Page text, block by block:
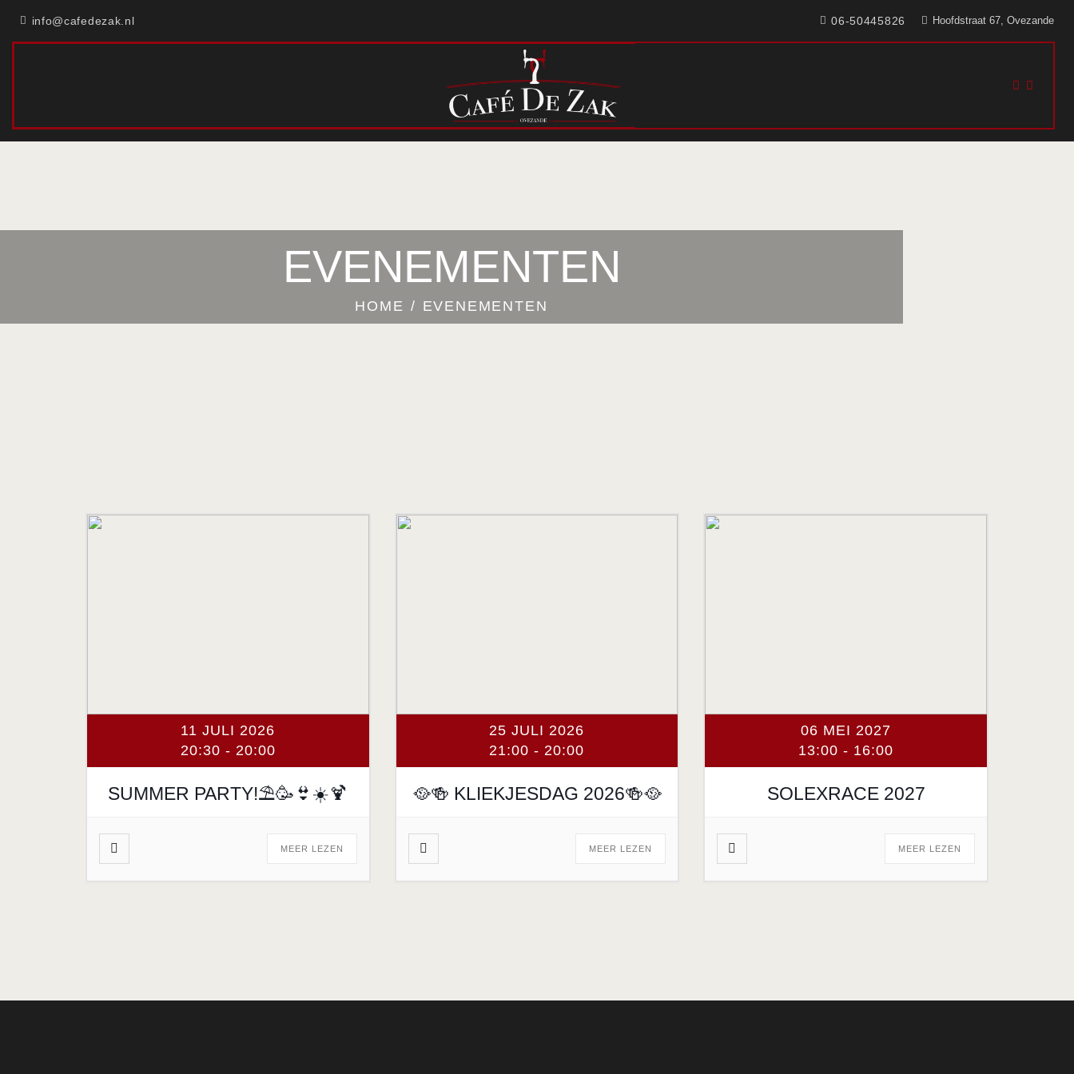
info@cafedezak.nl 06-50445826 Hoofdstraat 67, Ovezande
EVENEMENTEN
HOME EVENEMENTEN
LAATSTE NIEUWS
11 JULI 2026
20:30 - 20:00
SUMMER PARTY!⛱️🥳👙☀️🍹
MEER LEZEN
25 JULI 2026
21:00 - 20:00
🥘🍻 KLIEKJESDAG 2026🍻🥘
MEER LEZEN
06 MEI 2027
13:00 - 16:00
SOLEXRACE 2027
MEER LEZEN